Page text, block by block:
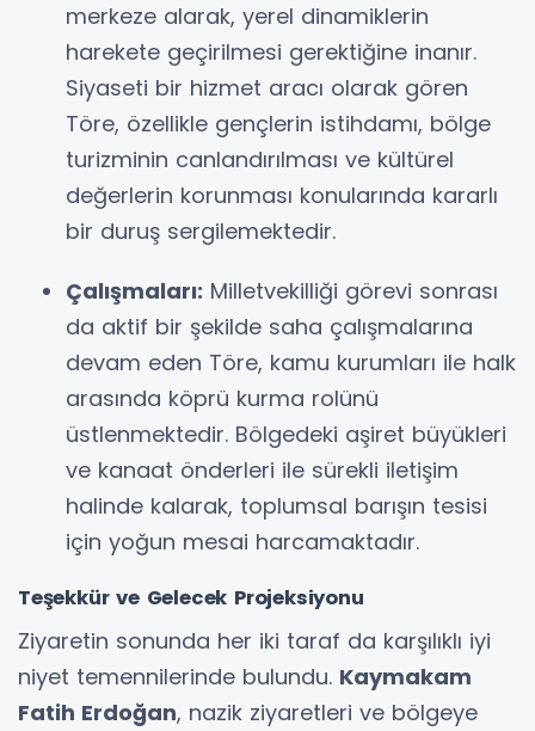
merkeze alarak, yerel dinamiklerin
harekete geçirilmesi gerektiğine inanır.
Siyaseti bir hizmet aracı olarak gören
Töre, özellikle gençlerin istihdamı, bölge
turizminin canlandırılması ve kültürel
değerlerin korunması konularında kararlı
bir duruş sergilemektedir.
Çalışmaları: Milletvekilliği görevi sonrası
da aktif bir şekilde saha çalışmalarına
devam eden Töre, kamu kurumları ile halk
arasında köprü kurma rolünü
üstlenmektedir. Bölgedeki aşiret büyükleri
ve kanaat önderleri ile sürekli iletişim
halinde kalarak, toplumsal barışın tesisi
için yoğun mesai harcamaktadır.
Teşekkür ve Gelecek Projeksiyonu
Ziyaretin sonunda her iki taraf da karşılıklı iyi
niyet temennilerinde bulundu. Kaymakam
Fatih Erdoğan, nazik ziyaretleri ve bölgeye